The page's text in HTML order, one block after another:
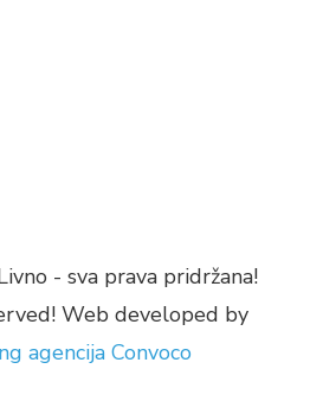
- sva prava pridržana!
Web developed by
agencija Convoco